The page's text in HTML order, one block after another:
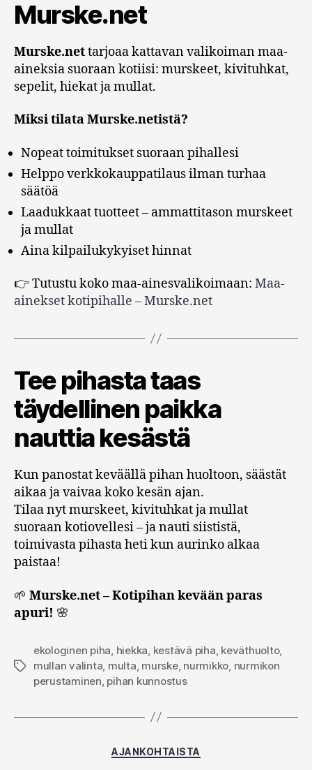
Murske.net
Murske.nettarjoaa kattavan valikoiman maa-
aineksia suoraan kotiisi: murskeet, kivituhkat,
sepelit, hiekat ja mullat.
Miksi tilata Murske.netistä?
Nopeat toimitukset suoraan pihallesi
Helppo verkkokauppatilaus ilman turhaa
säätöä
Laadukkaat tuotteet – ammattitason murskeet
ja mullat
Aina kilpailukykyiset hinnat
👉 Tutustu koko maa-ainesvalikoimaan: Maa-
ainekset kotipihalle – Murske.net
Tee pihasta taas
täydellinen paikka
nauttia kesästä
Kun panostat keväällä pihan huoltoon, säästät
aikaa ja vaivaa koko kesän ajan.
Tilaa nyt murskeet, kivituhkat ja mullat
suoraan kotiovellesi – ja nauti siististä,
toimivasta pihasta heti kun aurinko alkaa
paistaa!
🌱 Murske.net – Kotipihan kevään paras
apuri! 🌸
Avainsanat
ekologinen piha hiekka kestävä piha keväthuolto,
mullan valinta multa murske, nurmikko nurmikon
perustaminen pihan kunnostus
Kategoriat
AJANKOHTAISTA